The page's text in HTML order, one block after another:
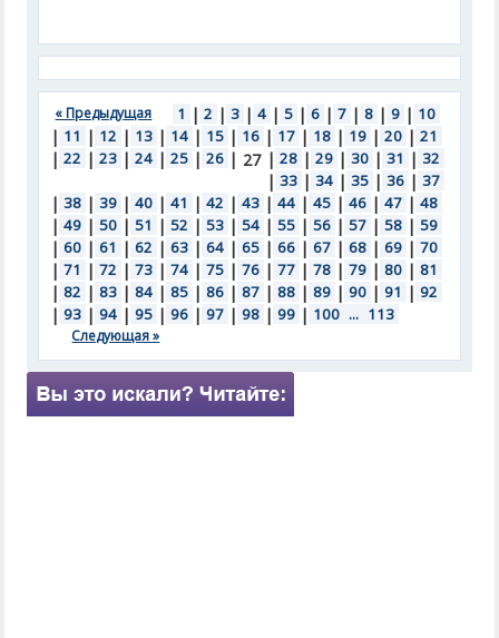
« Предыдущая 1 | 2 | 3 | 4 | 5 | 6 | 7 | 8 | 9 | 10
| 11 | 12 | 13 | 14 | 15 | 16 | 17 | 18 | 19 | 20 | 21
| 22 | 23 | 24 | 25 | 26 | 27 | 28 | 29 | 30 | 31 | 32
| 33 | 34 | 35 | 36 | 37
| 38 | 39 | 40 | 41 | 42 | 43 | 44 | 45 | 46 | 47 | 48
| 49 | 50 | 51 | 52 | 53 | 54 | 55 | 56 | 57 | 58 | 59
| 60 | 61 | 62 | 63 | 64 | 65 | 66 | 67 | 68 | 69 | 70
| 71 | 72 | 73 | 74 | 75 | 76 | 77 | 78 | 79 | 80 | 81
| 82 | 83 | 84 | 85 | 86 | 87 | 88 | 89 | 90 | 91 | 92
| 93 | 94 | 95 | 96 | 97 | 98 | 99 | 100 ... 113
Следующая »